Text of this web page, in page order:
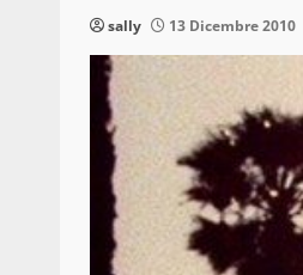
sally 13 Dicembre 2010